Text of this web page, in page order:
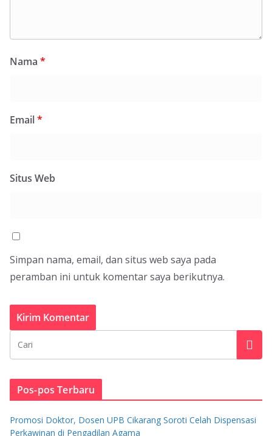
Nama *
Email*
Situs Web
Simpan nama, email, dan situs web saya pada
peramban ini untuk komentar saya berikutnya.
Pos-pos Terbaru
Promosi Doktor, Dosen UPB Cikarang Soroti Celah Dispensasi
Perkawinan di Pengadilan Agama